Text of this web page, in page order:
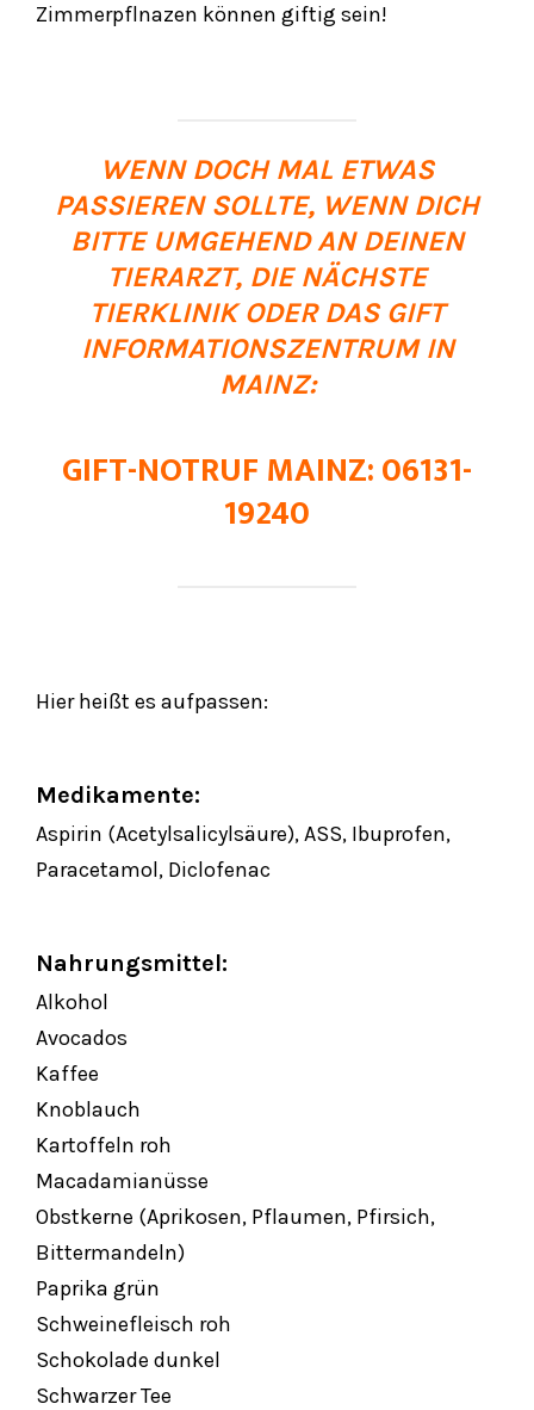
Zimmerpflnazen können giftig sein!
WENN DOCH MAL ETWAS
PASSIEREN SOLLTE, WENN DICH
BITTE UMGEHEND AN DEINEN
TIERARZT, DIE NÄCHSTE
TIERKLINIK ODER DAS GIFT
INFORMATIONSZENTRUM IN
MAINZ:
GIFT-NOTRUF MAINZ: 06131-
19240
Hier heißt es aufpassen:
Medikamente:
Aspirin (Acetylsalicylsäure), ASS, Ibuprofen,
Paracetamol, Diclofenac
Nahrungsmittel:
Alkohol
Avocados
Kaffee
Knoblauch
Kartoffeln roh
Macadamianüsse
Obstkerne (Aprikosen, Pflaumen, Pfirsich,
Bittermandeln)
Paprika grün
Schweinefleisch roh
Schokolade dunkel
Schwarzer Tee